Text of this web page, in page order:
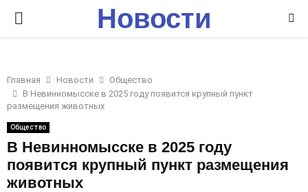
P
I
M
A
Новости
Главная Новости
Общество
В Невинномысске в 2025 году появится крупный пункт
размещения животных
Общество
В Невинномысске в 2025 году
появится крупный пункт размещения
животных